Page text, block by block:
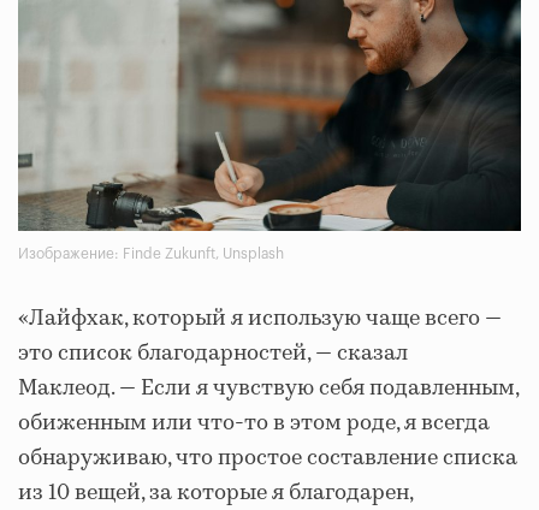
Изображение: Finde Zukunft, Unsplash
«Лайфхак, который я использую чаще всего —
это список благодарностей, — сказал
Маклеод. — Если я чувствую себя подавленным,
обиженным или что-то в этом роде, я всегда
обнаруживаю, что простое составление списка
из 10 вещей, за которые я благодарен,